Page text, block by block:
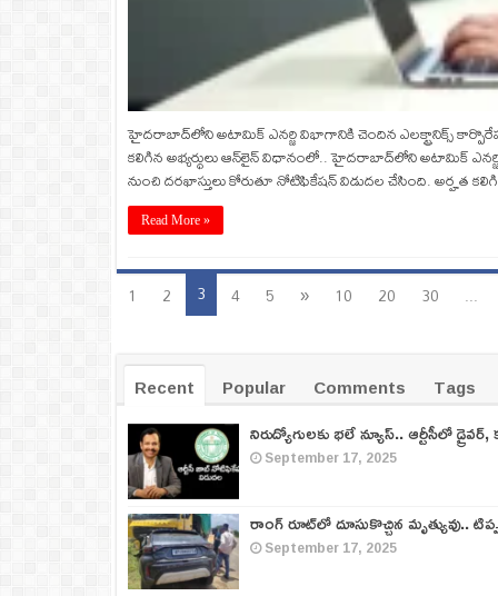
హైదరాబాద్‌లోని అటామిక్‌ ఎనర్జి విభాగానికి చెందిన ఎలక్ట్రానిక్స్‌
కలిగిన అభ్యర్థులు ఆన్‌లైన్ విధానంలో.. హైదరాబాద్‌లోని అటామిక్‌ ఎనర్జి
నుంచి దరఖాస్తులు కోరుతూ నోటిఫికేషన్‌ విడుదల చేసింది. అర్హత
Read More »
1 2 3 4 5 » 10 20 30 ...
Recent Popular Comments
Tags
నిరుద్యోగులకు భలే న్యూస్.. ఆర్టీసీలో
September 17, 2025
రాంగ్ రూట్‌లో దూసుకొచ్చిన మృత్యువు..
September 17, 2025